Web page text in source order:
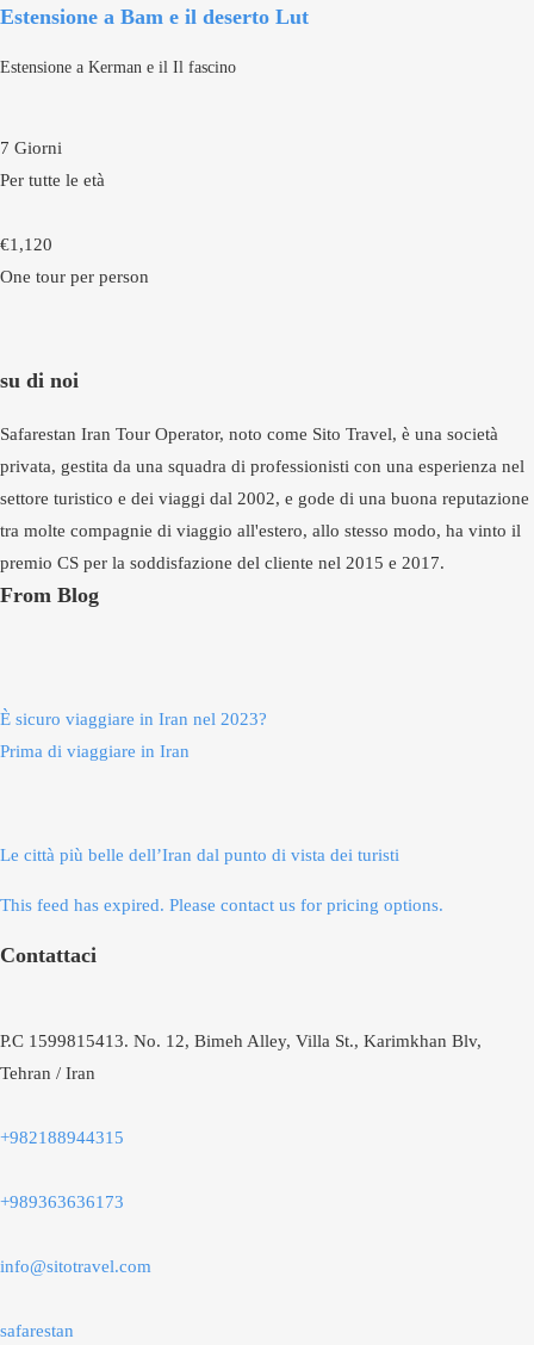
Estensione a Bam e il deserto Lut
Estensione a Kerman e il Il fascino
7 Giorni
Per tutte le età
€1,120
One tour per person
su di noi
Safarestan Iran Tour Operator, noto come Sito Travel, è una società
privata, gestita da una squadra di professionisti con una esperienza nel
settore turistico e dei viaggi dal 2002, e gode di una buona reputazione
tra molte compagnie di viaggio all'estero, allo stesso modo, ha vinto il
premio CS per la soddisfazione del cliente nel 2015 e 2017.
From Blog
È sicuro viaggiare in Iran nel 2023?
Prima di viaggiare in Iran
Le città più belle dell’Iran dal punto di vista dei turisti
This feed has expired. Please contact us for pricing options.
Contattaci
P.C 1599815413. No. 12, Bimeh Alley, Villa St., Karimkhan Blv,
Tehran / Iran
+982188944315
+989363636173
info@sitotravel.com
safarestan